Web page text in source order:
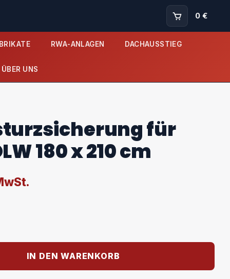
0 €
RWA-ANLAGEN DACHAUSSTIEG
ÜBER UNS
für
180 x 210 cm
IN DEN WARENKORB